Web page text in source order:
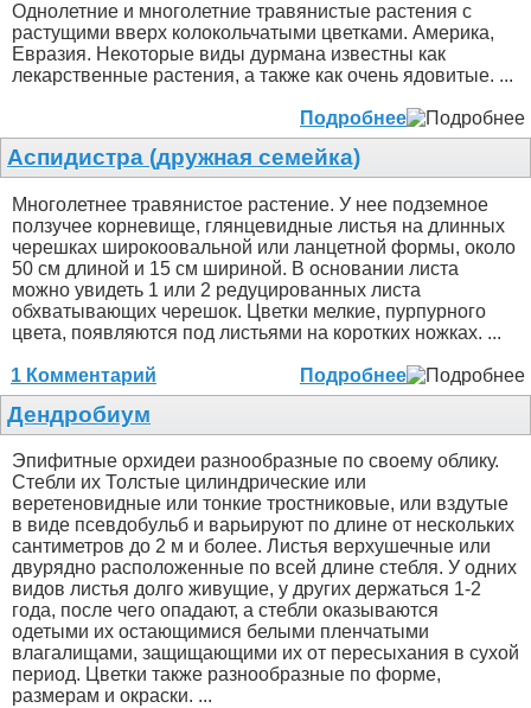
Однолетние и многолетние травянистые растения с
растущими вверх колокольчатыми цветками. Америка,
Евразия. Некоторые виды дурмана известны как
лекарственные растения, а также как очень ядовитые. ...
Подробнее
Аспидистра (дружная семейка)
Многолетнее травянистое растение. У нее подземное
ползучее корневище, глянцевидные листья на длинных
черешках широкоовальной или ланцетной формы, около
50 см длиной и 15 см шириной. В основании листа
можно увидеть 1 или 2 редуцированных листа
обхватывающих черешок. Цветки мелкие, пурпурного
цвета, появляются под листьями на коротких ножках. ...
1 Комментарий Подробнее
Дендробиум
Эпифитные орхидеи разнообразные по своему облику.
Стебли их Толстые цилиндрические или
веретеновидные или тонкие тростниковые, или вздутые
в виде псевдобульб и варьируют по длине от нескольких
сантиметров до 2 м и более. Листья верхушечные или
двурядно расположенные по всей длине стебля. У одних
видов листья долго живущие, у других держаться 1-2
года, после чего опадают, а стебли оказываются
одетыми их остающимися белыми пленчатыми
влагалищами, защищающими их от пересыхания в сухой
период. Цветки также разнообразные по форме,
размерам и окраски. ...